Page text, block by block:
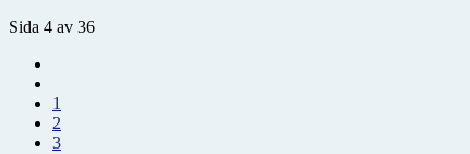
Sida 4 av 36
1
2
3